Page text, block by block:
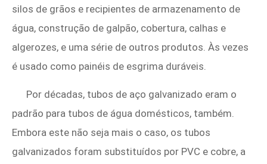
silos de grãos e recipientes de armazenamento de
água, construção de galpão, cobertura, calhas e
algerozes, e uma série de outros produtos. Às vezes
é usado como painéis de esgrima duráveis.
Por décadas, tubos de aço galvanizado eram o
padrão para tubos de água domésticos, também.
Embora este não seja mais o caso, os tubos
galvanizados foram substituídos por PVC e cobre, a